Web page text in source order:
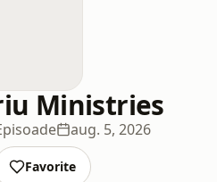
Ministries
aug. 5, 2026
Favorite